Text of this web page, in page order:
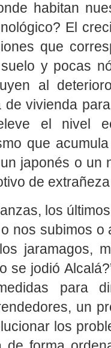
habitan
El
que
y pocas
al
vivienda
el nivel
que
japonés o un
de
los
nos subimos o
jaramagos,
se jodió
para
un
los